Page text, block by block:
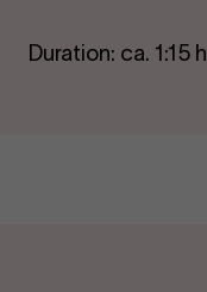
Duration: ca. 1:15 h